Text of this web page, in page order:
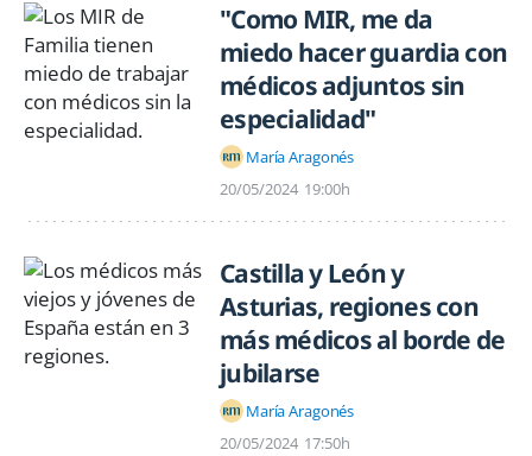
"Como MIR, me da
miedo hacer guardia con
médicos adjuntos sin
especialidad"
María Aragonés
20/05/2024 19:00h
Castilla y León y
Asturias, regiones con
más médicos al borde de
jubilarse
María Aragonés
20/05/2024 17:50h